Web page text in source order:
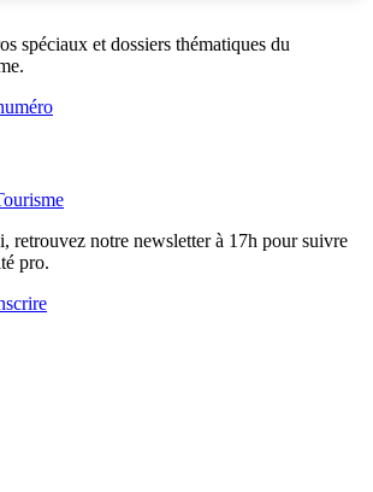
spéciaux et dossiers thématiques du
retrouvez notre newsletter à 17h pour suivre
pro.